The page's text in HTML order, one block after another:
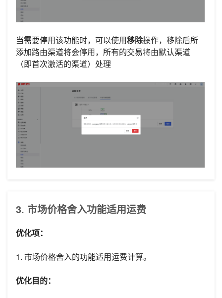
当需要停用该功能时，可以使用移除操作，移除后所
添加路由渠道将会停用，所有的交易将由默认渠道
（即首次激活的渠道）处理
3. 市场价格舍入功能适用运费
优化项：
1. 市场价格舍入的功能适用运费计算。
优化目的：